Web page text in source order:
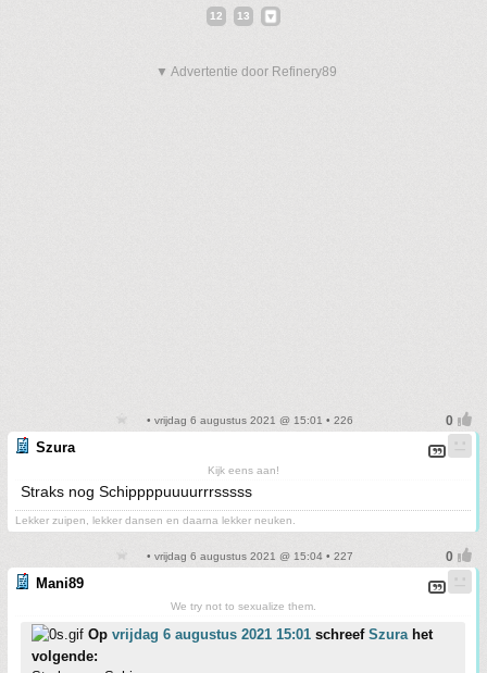
12 13
▼ Advertentie door Refinery89
• vrijdag 6 augustus 2021 @ 15:01 • 226
Szura
Kijk eens aan!
Straks nog Schippppuuuurrrsssss
Lekker zuipen, lekker dansen en daarna lekker neuken.
• vrijdag 6 augustus 2021 @ 15:04 • 227
Mani89
We try not to sexualize them.
Op vrijdag 6 augustus 2021 15:01 schreef Szurahet
volgende: